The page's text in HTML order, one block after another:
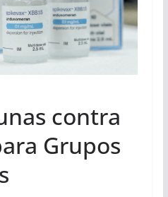
contra
Grupos